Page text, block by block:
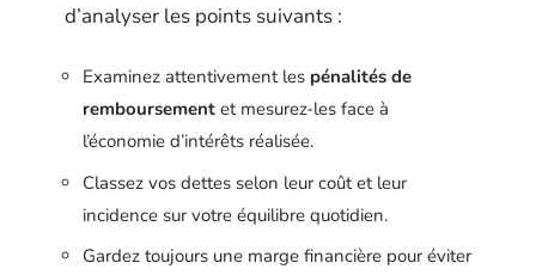
d’analyser les points suivants :
Examinez attentivement les pénalités de
remboursement et mesurez-les face à
l’économie d’intérêts réalisée.
Classez vos dettes selon leur coût et leur
incidence sur votre équilibre quotidien.
Gardez toujours une marge financière pour éviter